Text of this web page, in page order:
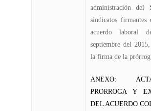
administración del
sindicatos firmantes
acuerdo laboral
septiembre del
la firma de la
ANEXO:
PRORROGA Y
DEL ACUERDO